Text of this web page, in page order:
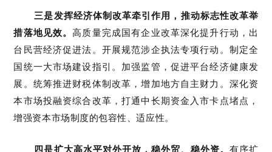
三是发挥经济体制改革牵引作用，推动标志性改革举
措落地见效。高质量完成国有企业改革深化提升行动，出
台民营经济促进法。开展规范涉企执法专项行动。制定全
国统一大市场建设指引。加强监管，促进平台经济健康发
展。统筹推进财税体制改革，增加地方自主财力。深化资
本市场投融资综合改革，打通中长期资金入市卡点堵点，
增强资本市场制度的包容性、适应性。
四是扩大高水平对外开放，稳外贸、稳外资。 有序扩